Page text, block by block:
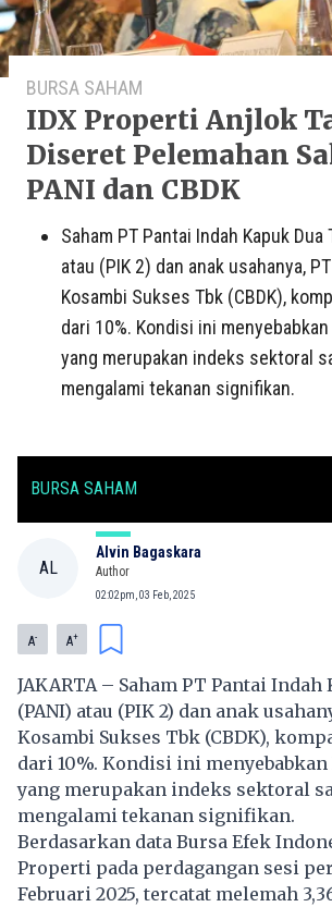
BURSA SAHAM
IDX Properti Anjlok
Diseret Pelemahan
PANI dan CBDK
Saham PT Pantai Indah Kapuk Dua
atau (PIK 2) dan anak usahanya,
Kosambi Sukses Tbk (CBDK),
dari 10%. Kondisi ini
yang merupakan indeks sektoral
mengalami tekanan signifikan.
BURSA SAHAM
AL
Alvin Bagaskara
Author
02:02pm, 03 Feb, 2025
A- A+
JAKARTA – Saham PT Pantai
(PANI) atau (PIK 2) dan anak
Kosambi Sukses Tbk (CBDK),
dari 10%. Kondisi ini
yang merupakan indeks sektoral
mengalami tekanan signifikan.
Berdasarkan data Bursa Efek
Properti pada perdagangan sesi
Februari 2025, tercatat melemah